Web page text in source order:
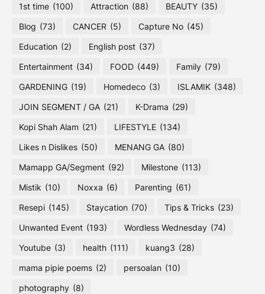
1st time (100) Attraction (88) BEAUTY (35)
Blog (73) CANCER (5) Capture No (45)
Education (2) English post (37)
Entertainment (34) FOOD (449) Family (79)
GARDENING (19) Homedeco (3) ISLAMIK (348)
JOIN SEGMENT / GA (21) K-Drama (29)
Kopi Shah Alam (21) LIFESTYLE (134)
Likes n Dislikes (50) MENANG GA (80)
Mamapp GA/Segment (92) Milestone (113)
Mistik (10) Noxxa (6) Parenting (61)
Resepi (145) Staycation (70) Tips & Tricks (23)
Unwanted Event (193) Wordless Wednesday (74)
Youtube (3) health (111) kuang3 (28)
mama pipie poems (2) persoalan (10)
photography (8)